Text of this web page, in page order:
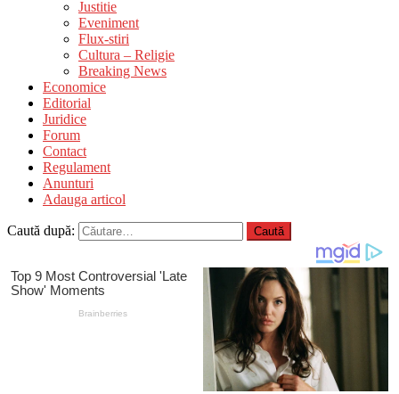
Justitie
Eveniment
Flux-stiri
Cultura – Religie
Breaking News
Economice
Editorial
Juridice
Forum
Contact
Regulament
Anunturi
Adauga articol
Caută după: